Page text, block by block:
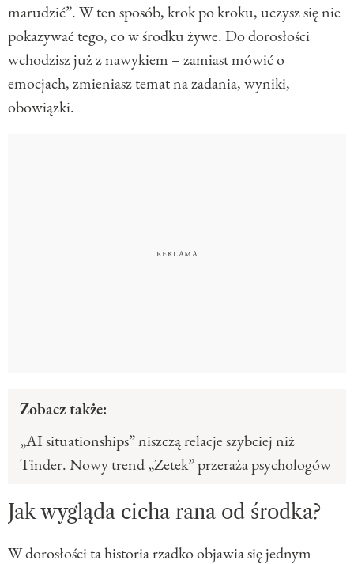
marudzić”. W ten sposób, krok po kroku, uczysz się nie
pokazywać tego, co w środku żywe. Do dorosłości
wchodzisz już z nawykiem – zamiast mówić o
emocjach, zmieniasz temat na zadania, wyniki,
obowiązki.
Zobacz także:
„AI situationships” niszczą relacje szybciej niż
Tinder. Nowy trend „Zetek” przeraża psychologów
Jak wygląda cicha rana od środka?
W dorosłości ta historia rzadko objawia się jednym